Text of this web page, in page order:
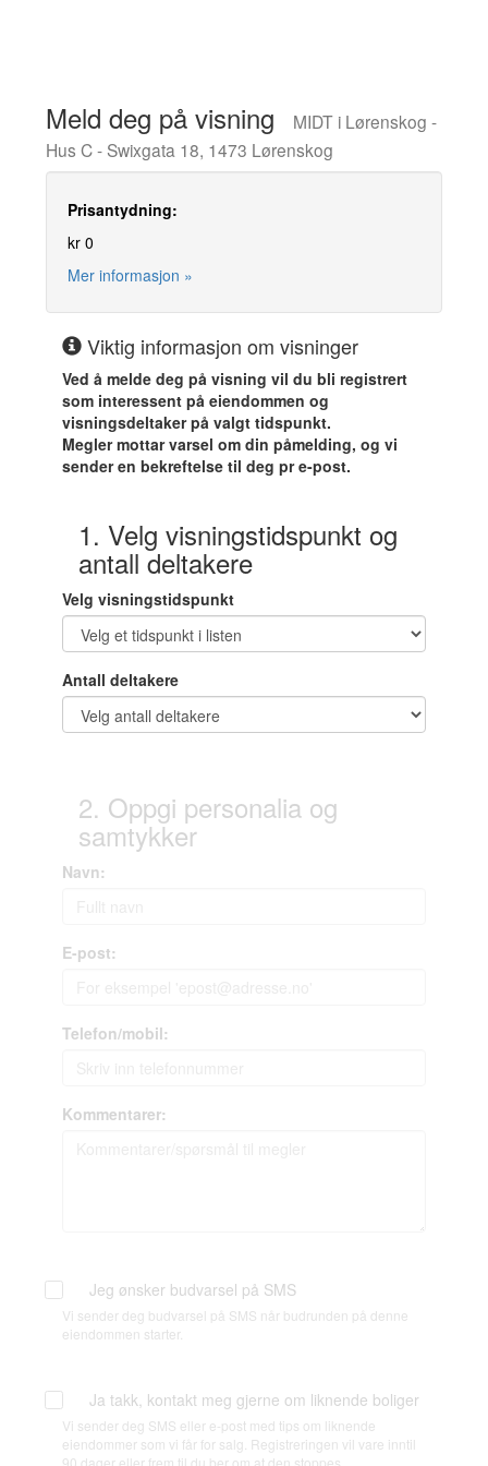
Meld deg på visning
MIDT i Lørenskog -
Hus C - Swixgata 18, 1473 Lørenskog
Prisantydning:
kr 0
Mer informasjon »
Viktig informasjon om visninger
Ved å melde deg på visning vil du bli registrert
som interessent på eiendommen og
visningsdeltaker på valgt tidspunkt.
Megler mottar varsel om din påmelding, og vi
sender en bekreftelse til deg pr e-post.
1. Velg visningstidspunkt og
antall deltakere
Velg visningstidspunkt
Antall deltakere
2. Oppgi personalia og
samtykker
Navn:
E-post:
Telefon/mobil:
Kommentarer:
Jeg ønsker budvarsel på SMS
Vi sender deg budvarsel på SMS når budrunden på denne
eiendommen starter.
Ja takk, kontakt meg gjerne om liknende boliger
Vi sender deg SMS eller e-post med tips om liknende
eiendommer som vi får for salg. Registreringen vil vare inntil
90 dager eller frem til du ber om at den stoppes.